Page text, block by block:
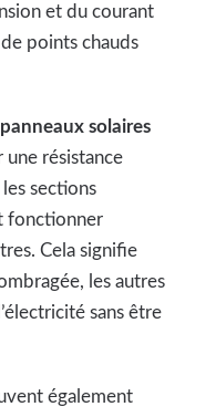
et du courant
points chauds
panneaux solaires
résistance
sections
fonctionner
Cela signifie
les autres
sans être
également